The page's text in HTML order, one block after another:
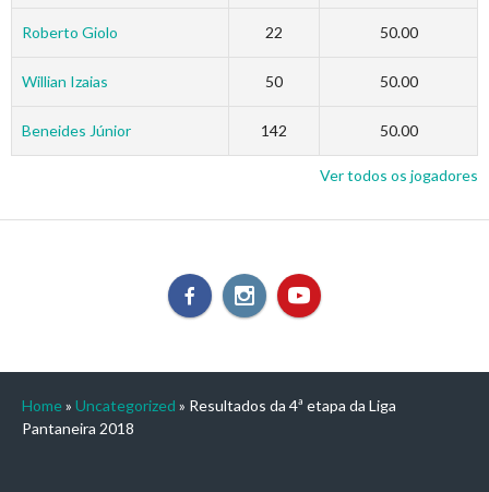
Roberto Giolo 22 50.00
Willian Izaias 50 50.00
Beneides Júnior 142 50.00
Ver todos os jogadores
Home » Uncategorized » Resultados da 4ª etapa da Liga
Pantaneira 2018